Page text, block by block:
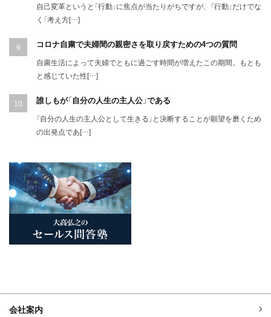
自己変革というと「行動」に焦点が当たりがちですが、「行動」だけでな
く「考え方[…]
コロナ自粛で夫婦間の親密さを取り戻すための4つの質問
自粛生活によって夫婦でともに過ごす時間が増えたこの期間。もとも
と感じていた性[…]
誰しもが「自分の人生の主人公」である
「自分の人生の主人公として生きる」と決断することが願望を磨くため
の出発点であ[…]
会社案内